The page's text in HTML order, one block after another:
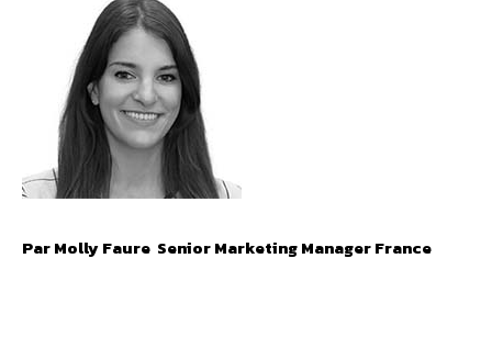
ParMolly Faure Senior Marketing Manager France